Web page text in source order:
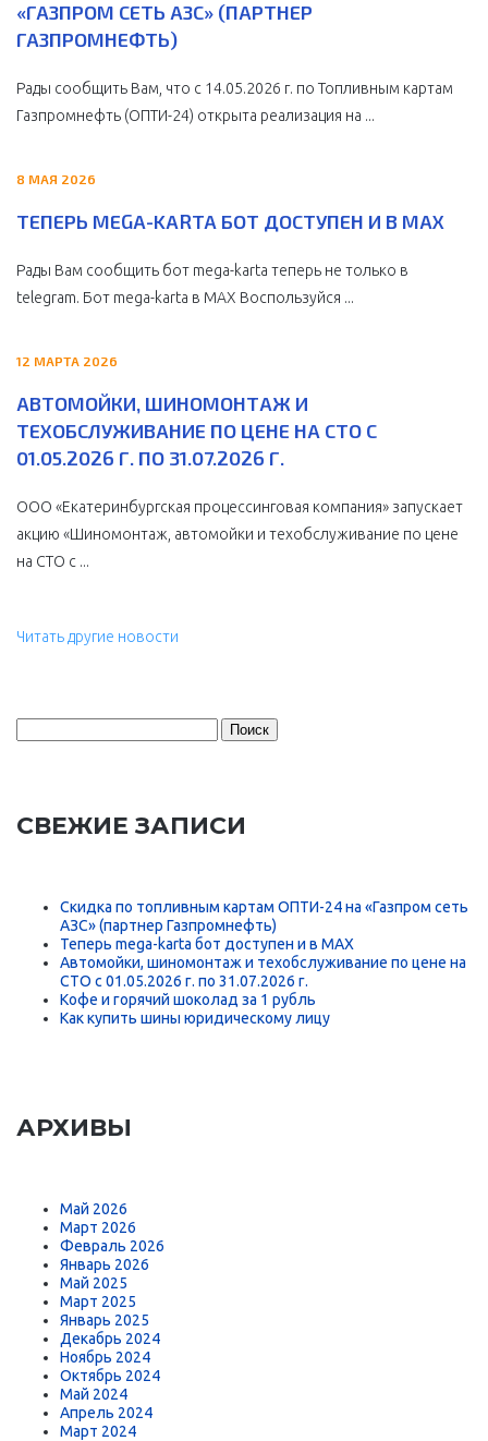
«ГАЗПРОМ СЕТЬ АЗС» (ПАРТНЕР
ГАЗПРОМНЕФТЬ)
Рады сообщить Вам, что с 14.05.2026 г. по Топливным картам
Газпромнефть (ОПТИ-24) открыта реализация на ...
8 МАЯ 2026
ТЕПЕРЬ MEGA-KARTA БОТ ДОСТУПЕН И В MAX
Рады Вам сообщить бот mega-karta теперь не только в
telegram. Бот mega-karta в МАХ Воспользуйся ...
12 МАРТА 2026
АВТОМОЙКИ, ШИНОМОНТАЖ И
ТЕХОБСЛУЖИВАНИЕ ПО ЦЕНЕ НА СТО С
01.05.2026 Г. ПО 31.07.2026 Г.
ООО «Екатеринбургская процессинговая компания» запускает
акцию «Шиномонтаж, автомойки и техобслуживание по цене
на СТО с ...
Читать другие новости
СВЕЖИЕ ЗАПИСИ
Скидка по топливным картам ОПТИ-24 на «Газпром сеть
АЗС» (партнер Газпромнефть)
Теперь mega-karta бот доступен и в MAX
Автомойки, шиномонтаж и техобслуживание по цене на
СТО с 01.05.2026 г. по 31.07.2026 г.
Кофе и горячий шоколад за 1 рубль
Как купить шины юридическому лицу
АРХИВЫ
Май 2026
Март 2026
Февраль 2026
Январь 2026
Май 2025
Март 2025
Январь 2025
Декабрь 2024
Ноябрь 2024
Октябрь 2024
Май 2024
Апрель 2024
Март 2024